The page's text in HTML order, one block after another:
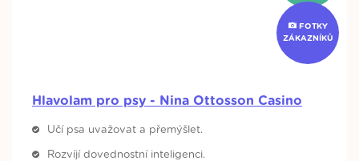
FOTKY
ZÁKAZNÍKŮ
Hlavolam pro psy - Nina Ottosson Casino
Učí psa uvažovat a přemýšlet.
Rozvíjí dovednostní inteligenci.